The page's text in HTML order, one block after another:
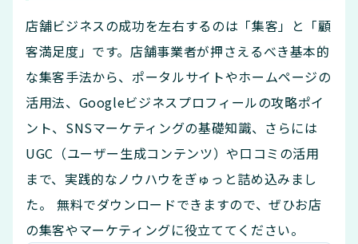
店舗ビジネスの成功を左右するのは「集客」と「顧
客満足度」です。店舗事業者が押さえるべき基本的
な集客手法から、ポータルサイトやホームページの
活用法、Googleビジネスプロフィールの攻略ポイ
ント、SNSマーケティングの基礎知識、さらには
UGC（ユーザー生成コンテンツ）や口コミの活用
まで、実践的なノウハウをぎゅっと詰め込みまし
た。 無料でダウンロードできますので、ぜひお店
の集客やマーケティングに役立ててください。